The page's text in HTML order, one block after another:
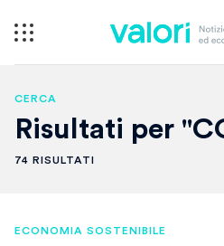
CERCA
Risultati per
74 RISULTATI
ECONOMIA SOSTENIBILE